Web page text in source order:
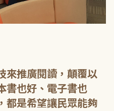
來推廣閱讀，顛覆以
書也好、電子書也
都是希望讓民眾能夠